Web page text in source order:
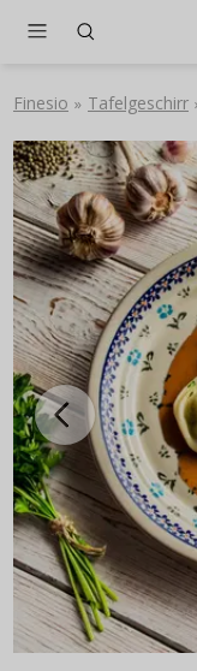
Finesio » Tafelgeschirr